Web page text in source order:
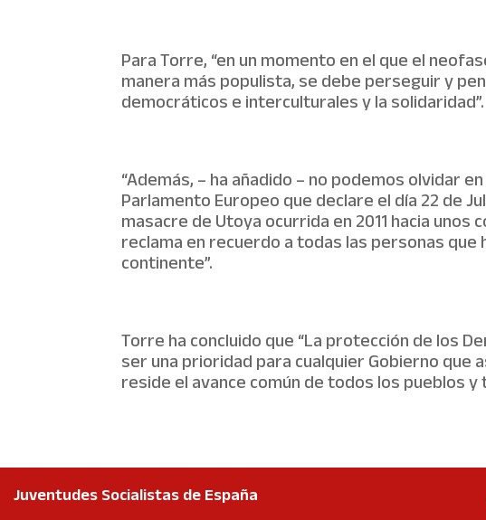
Para Torre, “en un momento en el que el
manera más populista, se debe perseguir y
democráticos e interculturales y la solidaridad”.
“Además, – ha añadido – no podemos olvidar
Parlamento Europeo que declare el día 22 de
masacre de Utoya ocurrida en 2011 hacia
reclama en recuerdo a todas las personas
continente”.
Torre ha concluido que “La protección de los
ser una prioridad para cualquier Gobierno que
reside el avance común de todos los pueblos y
Juventudes Socialistas de España